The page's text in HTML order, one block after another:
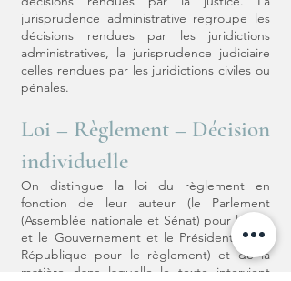
jurisprudence administrative regroupe les
décisions rendues par les juridictions
administratives, la jurisprudence judiciaire
celles rendues par les juridictions civiles ou
pénales.
Loi – Règlement – Décision
individuelle
On distingue la loi du règlement en
fonction de leur auteur (le Parlement
(Assemblée nationale et Sénat) pour la loi ;
et le Gouvernement et le Président de la
République pour le règlement) et de la
matière dans laquelle le texte intervient